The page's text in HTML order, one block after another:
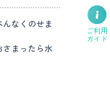
なくのせま
まったら水
ご利用
ガイド